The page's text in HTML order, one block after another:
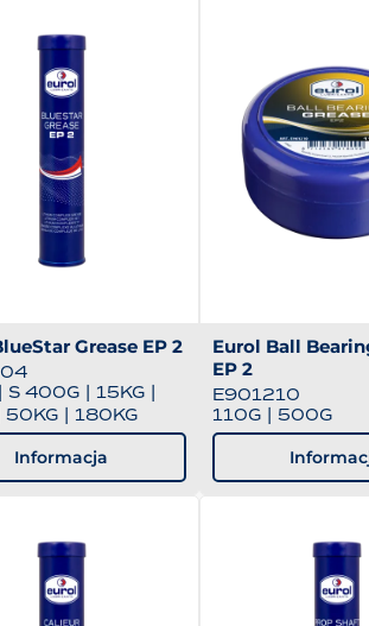
Grease EP 2
S 400G 15KG
50KG 180KG
Informacja
Eurol Ball
EP 2
E901210
110G
500G